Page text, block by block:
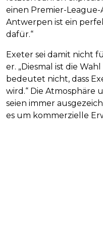
einen Premier-League-
Antwerpen ist ein
dafür.“
Exeter sei damit nicht
er. „Diesmal ist die
bedeutet nicht, dass
wird.“ Die Atmosphäre
seien immer
es um kommerzielle